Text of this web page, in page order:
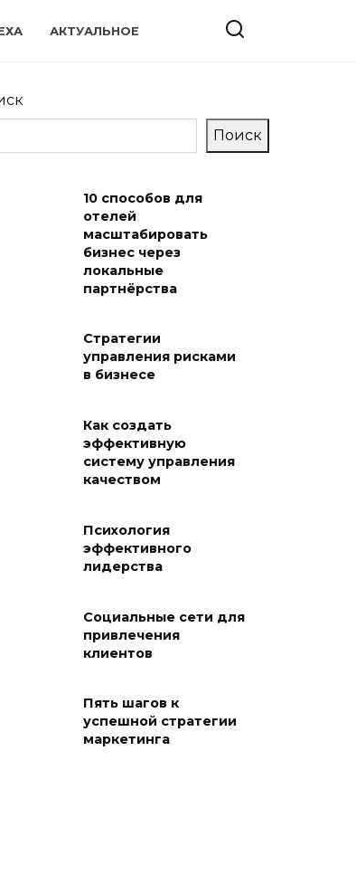
АКТУАЛЬНОЕ
Поиск
10 способов для
отелей
масштабировать
бизнес через
локальные
партнёрства
Стратегии
управления рисками
в бизнесе
Как создать
эффективную
систему управления
качеством
Психология
эффективного
лидерства
Социальные сети для
привлечения
клиентов
Пять шагов к
успешной стратегии
маркетинга